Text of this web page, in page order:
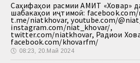
Саҳифаҳои расмии АМИТ «Ховар»
шабакаҳои иҷтимоӣ:
t.me/niatkhovar, youtube.com/
instagram.com/niat_khovar/,
twitter.com/niatkhovar, Радиои
facebook.com/khovarfm/
🕔 08:23, 20.Май 2024